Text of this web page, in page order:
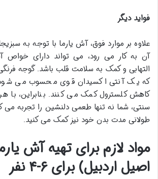
فواید دیگر
علاوه بر موارد فوق، آش یارما با توجه به
آن به کار می رود، می تواند دارای خواص
التهابی و کمک به سلامت قلب باشد. گوجه
که یک آنتی اکسیدان قوی محسوب می شود
کاهش کلسترول کمک می کنند. بنابراین، با
سنتی، شما نه تنها طعمی دلنشین را تجربه می
طولانی مدت بدن خود نیز کمک می کنید.
مواد لازم برای تهیه آش
اصیل اردبیل) برای ۶-۴ نفر